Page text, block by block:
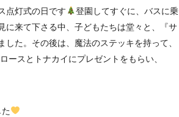
点灯式の日です
登園してすぐに、バスに乗
に来て下さる中、子どもたちは堂々と、『サ
た。その後は、魔法のステッキを持って、
ースとトナカイにプレゼントをもらい、